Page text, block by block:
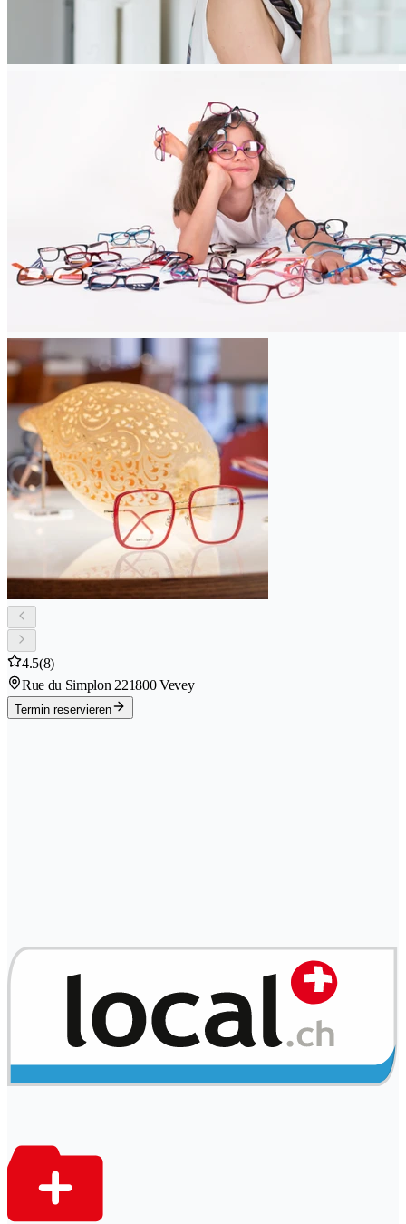
4.5(8)
Rue du Simplon 221800 Vevey
Termin reservieren